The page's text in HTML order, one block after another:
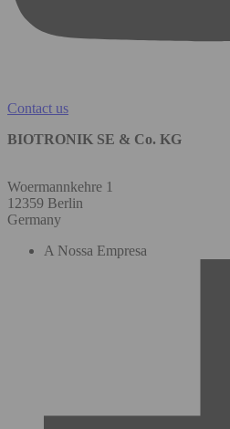
Contact us
BIOTRONIK SE & Co. KG
Woermannkehre 1
12359 Berlin
Germany
A Nossa Empresa